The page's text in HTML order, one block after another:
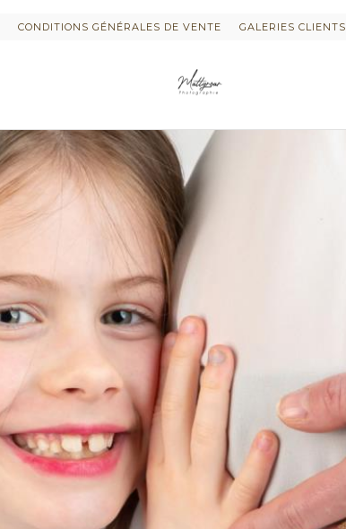
CONDITIONS GÉNÉRALES DE VENTE GALERIES CLIENTS